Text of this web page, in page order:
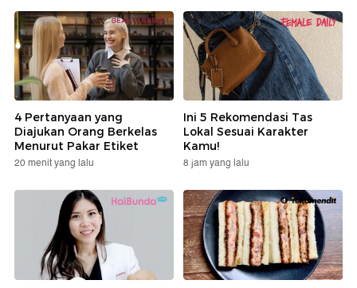
4 Pertanyaan yang
Diajukan Orang Berkelas
Menurut Pakar Etiket
20 menit yang lalu
Ini 5 Rekomendasi Tas
Lokal Sesuai Karakter
Kamu!
8 jam yang lalu